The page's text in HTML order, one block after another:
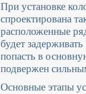
При установке
спроектирована
расположенные
будет
попасть в
подвержен
Основные этапы